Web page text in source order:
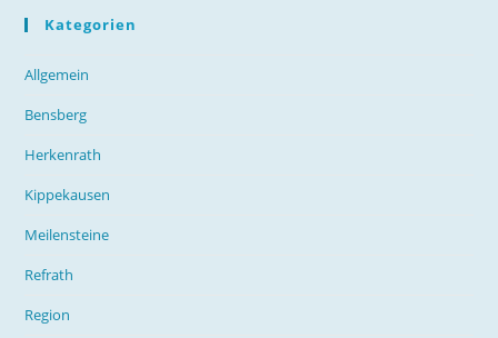
Kategorien
Allgemein
Bensberg
Herkenrath
Kippekausen
Meilensteine
Refrath
Region